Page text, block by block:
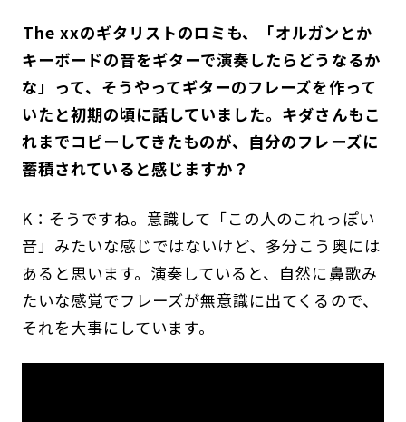
――The xxのギタリストのロミも、「オルガンとか
キーボードの音をギターで演奏したらどうなるか
な」って、そうやってギターのフレーズを作って
いたと初期の頃に話していました。キダさんもこ
れまでコピーしてきたものが、自分のフレーズに
蓄積されていると感じますか？
K：そうですね。意識して「この人のこれっぽい
音」みたいな感じではないけど、多分こう奥には
あると思います。演奏していると、自然に鼻歌み
たいな感覚でフレーズが無意識に出てくるので、
それを大事にしています。